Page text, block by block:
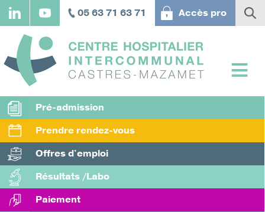
Aller
principal
05 63 71 63 71 Accès pro
Pré-admission
Prendre rendez-vous
Offres d'emploi
Résultats /Labo
Paiement